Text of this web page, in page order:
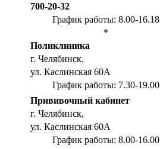
700-20-32
График работы: 8.00-16.18
*
Поликлиника
г. Челябинск,
ул. Каслинская 60А
График работы: 7.30-19.00
Прививочный кабинет
г. Челябинск,
ул. Каслинская 60А
График работы: 8.00-16.00